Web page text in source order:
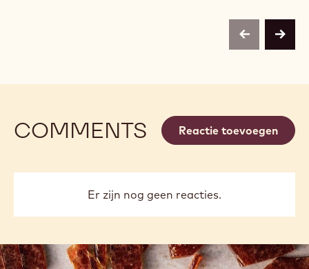
previousnext
COMMENTS Reactie toevoegen
Er zijn nog geen reacties.